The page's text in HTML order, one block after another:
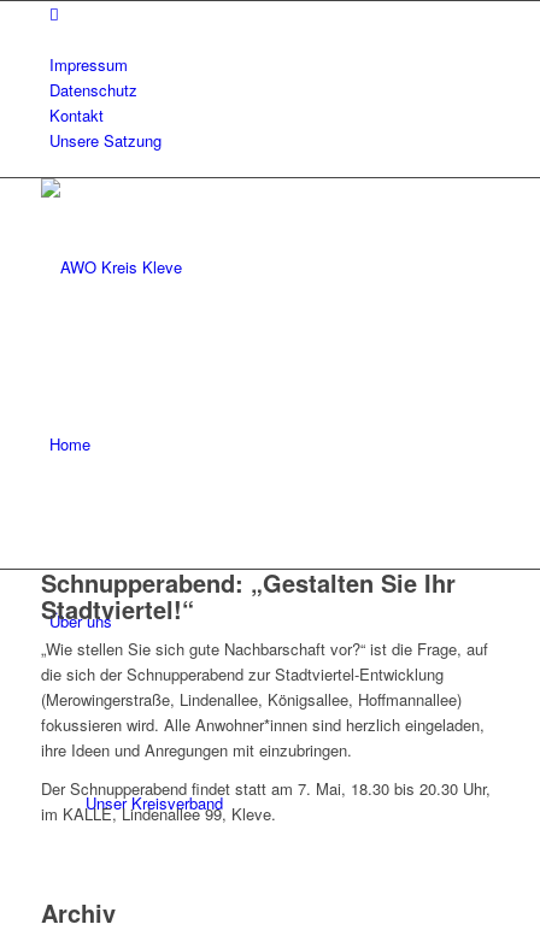
Impressum
Datenschutz
Kontakt
Unsere Satzung
Home
Über uns
Unser Kreisverband
Schnupperabend: „Gestalten Sie Ihr
Stadtviertel!“
„Wie stellen Sie sich gute Nachbarschaft vor?“ ist die Frage, auf
die sich der Schnupperabend zur Stadtviertel-Entwicklung
(Merowingerstraße, Lindenallee, Königsallee, Hoffmannallee)
fokussieren wird. Alle Anwohner*innen sind herzlich eingeladen,
ihre Ideen und Anregungen mit einzubringen.
Der Schnupperabend findet statt am 7. Mai, 18.30 bis 20.30 Uhr,
im KALLE, Lindenallee 99, Kleve.
Archiv